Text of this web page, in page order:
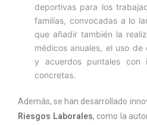
deportivas para los
familias, convocadas a lo
que añadir también la
médicos anuales, el uso
y acuerdos puntales con
concretas.
Además, se han desarrollado
Riesgos Laborales, como la